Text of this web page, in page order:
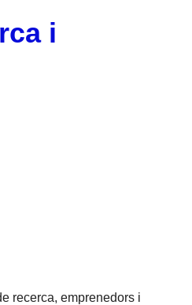
i
recerca, emprenedors i